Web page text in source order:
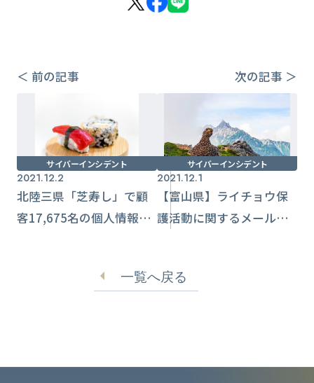
＜ 前の記事 次の記事 ＞
サイバーインシデント
2021.12.2
北陸三県「芝寿し」で顧
客17,675名の個人情報流
サイバーインシデント
2021.12.1
【富山県】ライチョウ保
護活動に関するメール誤
一覧へ戻る